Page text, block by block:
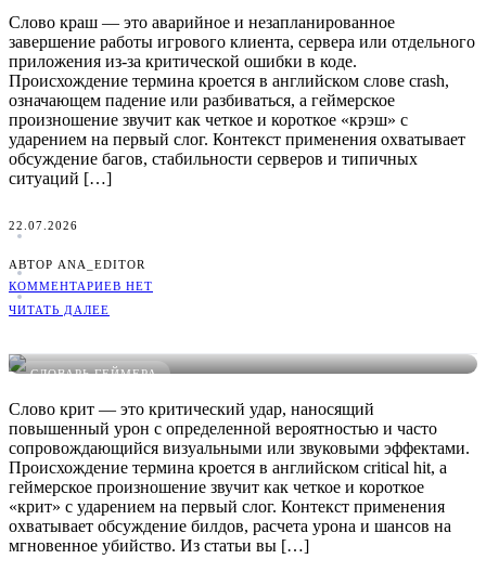
Слово краш — это аварийное и незапланированное
завершение работы игрового клиента, сервера или отдельного
приложения из-за критической ошибки в коде.
Происхождение термина кроется в английском слове crash,
означающем падение или разбиваться, а геймерское
произношение звучит как четкое и короткое «крэш» с
ударением на первый слог. Контекст применения охватывает
обсуждение багов, стабильности серверов и типичных
ситуаций […]
22.07.2026
АВТОР ANA_EDITOR
КОММЕНТАРИЕВ НЕТ
ЧИТАТЬ ДАЛЕЕ
СЛОВАРЬ ГЕЙМЕРА
Слово крит — это критический удар, наносящий
повышенный урон с определенной вероятностью и часто
сопровождающийся визуальными или звуковыми эффектами.
Происхождение термина кроется в английском critical hit, а
геймерское произношение звучит как четкое и короткое
«крит» с ударением на первый слог. Контекст применения
охватывает обсуждение билдов, расчета урона и шансов на
мгновенное убийство. Из статьи вы […]